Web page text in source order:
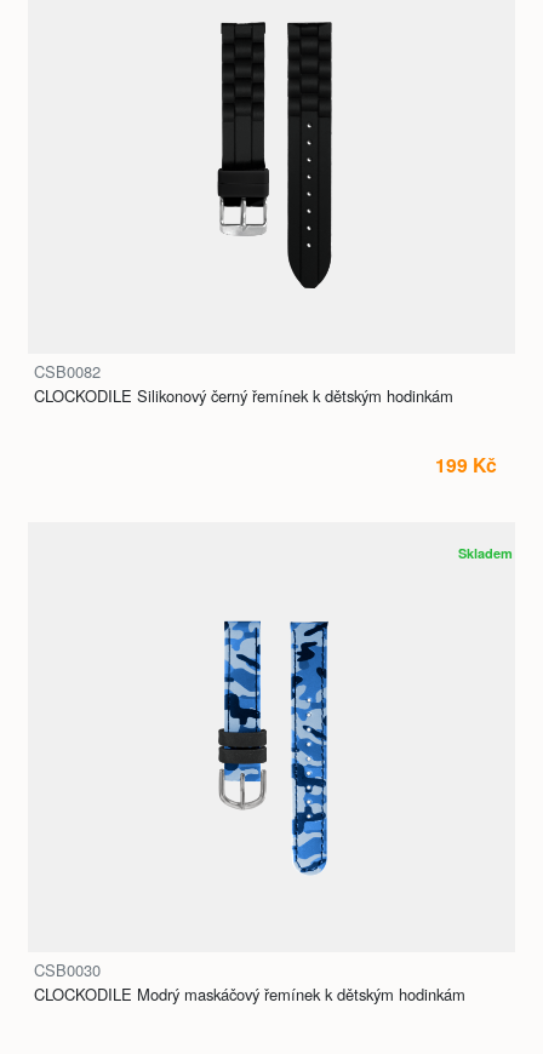
CSB0082
CLOCKODILE Silikonový černý řemínek k dětským hodinkám
199 Kč
Skladem
CSB0030
CLOCKODILE Modrý maskáčový řemínek k dětským hodinkám